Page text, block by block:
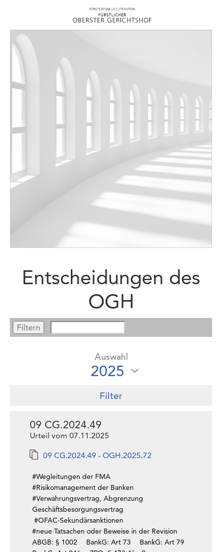
Entscheidungen des
OGH
Auswahl
Filter
09 CG.2024.49
Urteil vom 07.11.2025
09 CG.2024.49 - OGH.2025.72
#Wegleitungen der FMA
#Risikomanagement der Banken
#Verwahrungsvertrag, Abgrenzung
Geschäftsbesorgungsvertrag
#OFAC-Sekundärsanktionen
#neue Tatsachen oder Beweise in der Revision
ABGB: § 1002
BankG: Art 73
BankG: Art 79